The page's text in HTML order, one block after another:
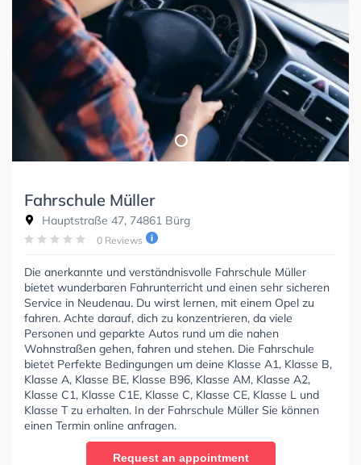
Fahrschule Müller
Hauptstraße 47, 74861 Bürg
0 Reviews
Die anerkannte und verständnisvolle Fahrschule Müller
bietet wunderbaren Fahrunterricht und einen sehr sicheren
Service in Neudenau. Du wirst lernen, mit einem Opel zu
fahren. Achte darauf, dich zu konzentrieren, da viele
Personen und geparkte Autos rund um die nahen
Wohnstraßen gehen, fahren und stehen. Die Fahrschule
bietet Perfekte Bedingungen um deine Klasse A1, Klasse B,
Klasse A, Klasse BE, Klasse B96, Klasse AM, Klasse A2,
Klasse C1, Klasse C1E, Klasse C, Klasse CE, Klasse L und
Klasse T zu erhalten. In der Fahrschule Müller Sie können
einen Termin online anfragen.
Request an appointment